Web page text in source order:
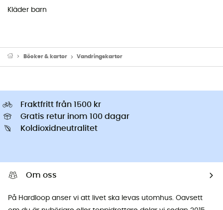
Kläder barn
Böcker & kartor Vandringskartor
Fraktfritt från 1500 kr
Gratis retur inom 100 dagar
Koldioxidneutralitet
Om oss
På Hardloop anser vi att livet ska levas utomhus. Oavsett